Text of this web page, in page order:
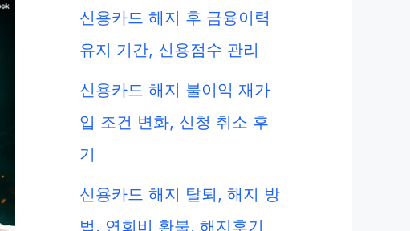
신용카드 해지 후 금융이력
유지 기간, 신용점수 관리
신용카드 해지 불이익 재가
입 조건 변화, 신청 취소 후
기
신용카드 해지 탈퇴, 해지 방
법, 연회비 환불, 해지후기